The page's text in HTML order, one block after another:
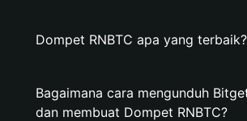
Dompet RNBTC apa yang terbaik?
Bagaimana cara mengunduh
dan membuat Dompet RNBTC?